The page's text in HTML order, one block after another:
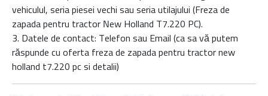
vehiculul, seria piesei vechi sau seria utilajului (Freza de
zapada pentru tractor New Holland T7.220 PC).
3. Datele de contact: Telefon sau Email (ca sa vă putem
răspunde cu oferta freza de zapada pentru tractor new
holland t7.220 pc si detalii)